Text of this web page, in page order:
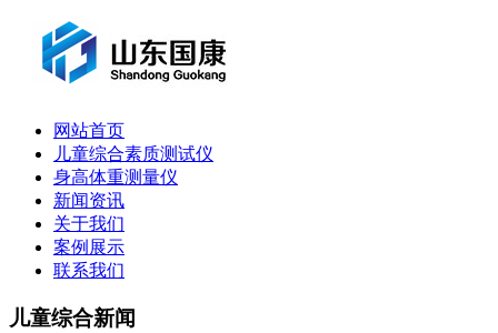
网站首页
儿童综合素质测试仪
身高体重测量仪
新闻资讯
关于我们
案例展示
联系我们
儿童综合新闻